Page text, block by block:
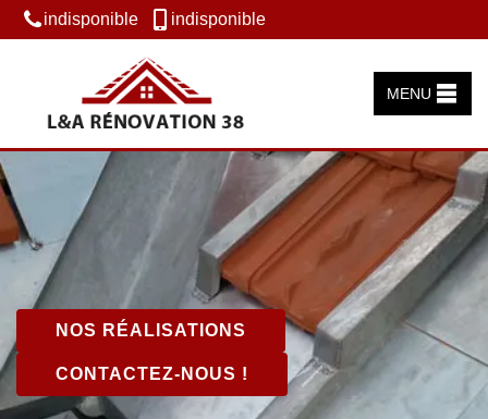
indisponible indisponible
MENU
NOS RÉALISATIONS
CONTACTEZ-NOUS !